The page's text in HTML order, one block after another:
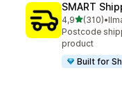
SMART
4,9/ 5 tähteä
(310)
310 arvostelua
•
Postcode
product
Built for